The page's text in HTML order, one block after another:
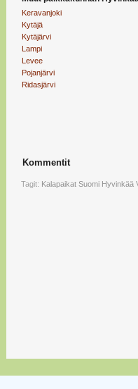
Keravanjoki
Kytäjä
Kytäjärvi
Lampi
Levee
Pojanjärvi
Ridasjärvi
Kommentit
Tagit: Kalapaikat Suomi Hyvinkää